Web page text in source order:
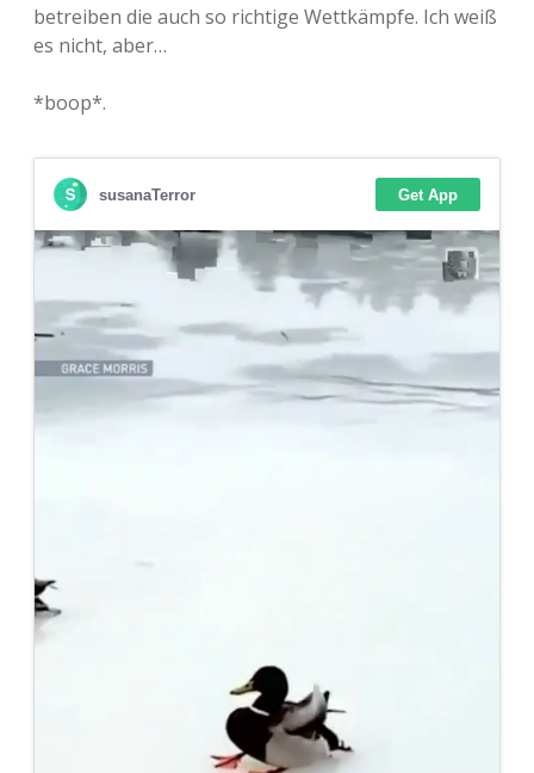
betreiben die auch so richtige Wettkämpfe. Ich weiß
es nicht, aber…
*boop*.